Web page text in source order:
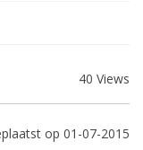
40 Views
op 01-07-2015